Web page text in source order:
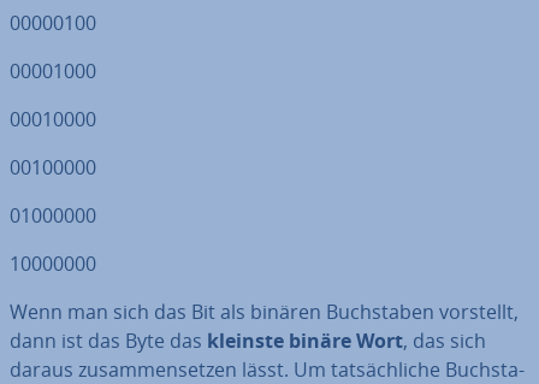
00000100
00001000
00010000
00100000
01000000
10000000
Wenn man sich das Bit als binären Buch­sta­ben vorstellt,
dann ist das Byte das kleinste binäre Wort, das sich
daraus zu­sam­men­set­zen lässt. Um tat­säch­li­che Buch­sta­